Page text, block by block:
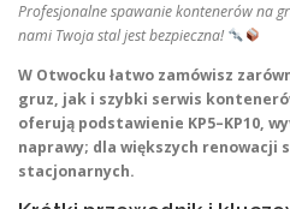
Profesjonalne spawanie kontenerów na
nami Twoja stal jest bezpieczna!
W Otwocku łatwo zamówisz
gruz, jak i szybki serwis
oferują podstawienie KP5–KP10,
naprawy; dla większych
stacjonarnych.